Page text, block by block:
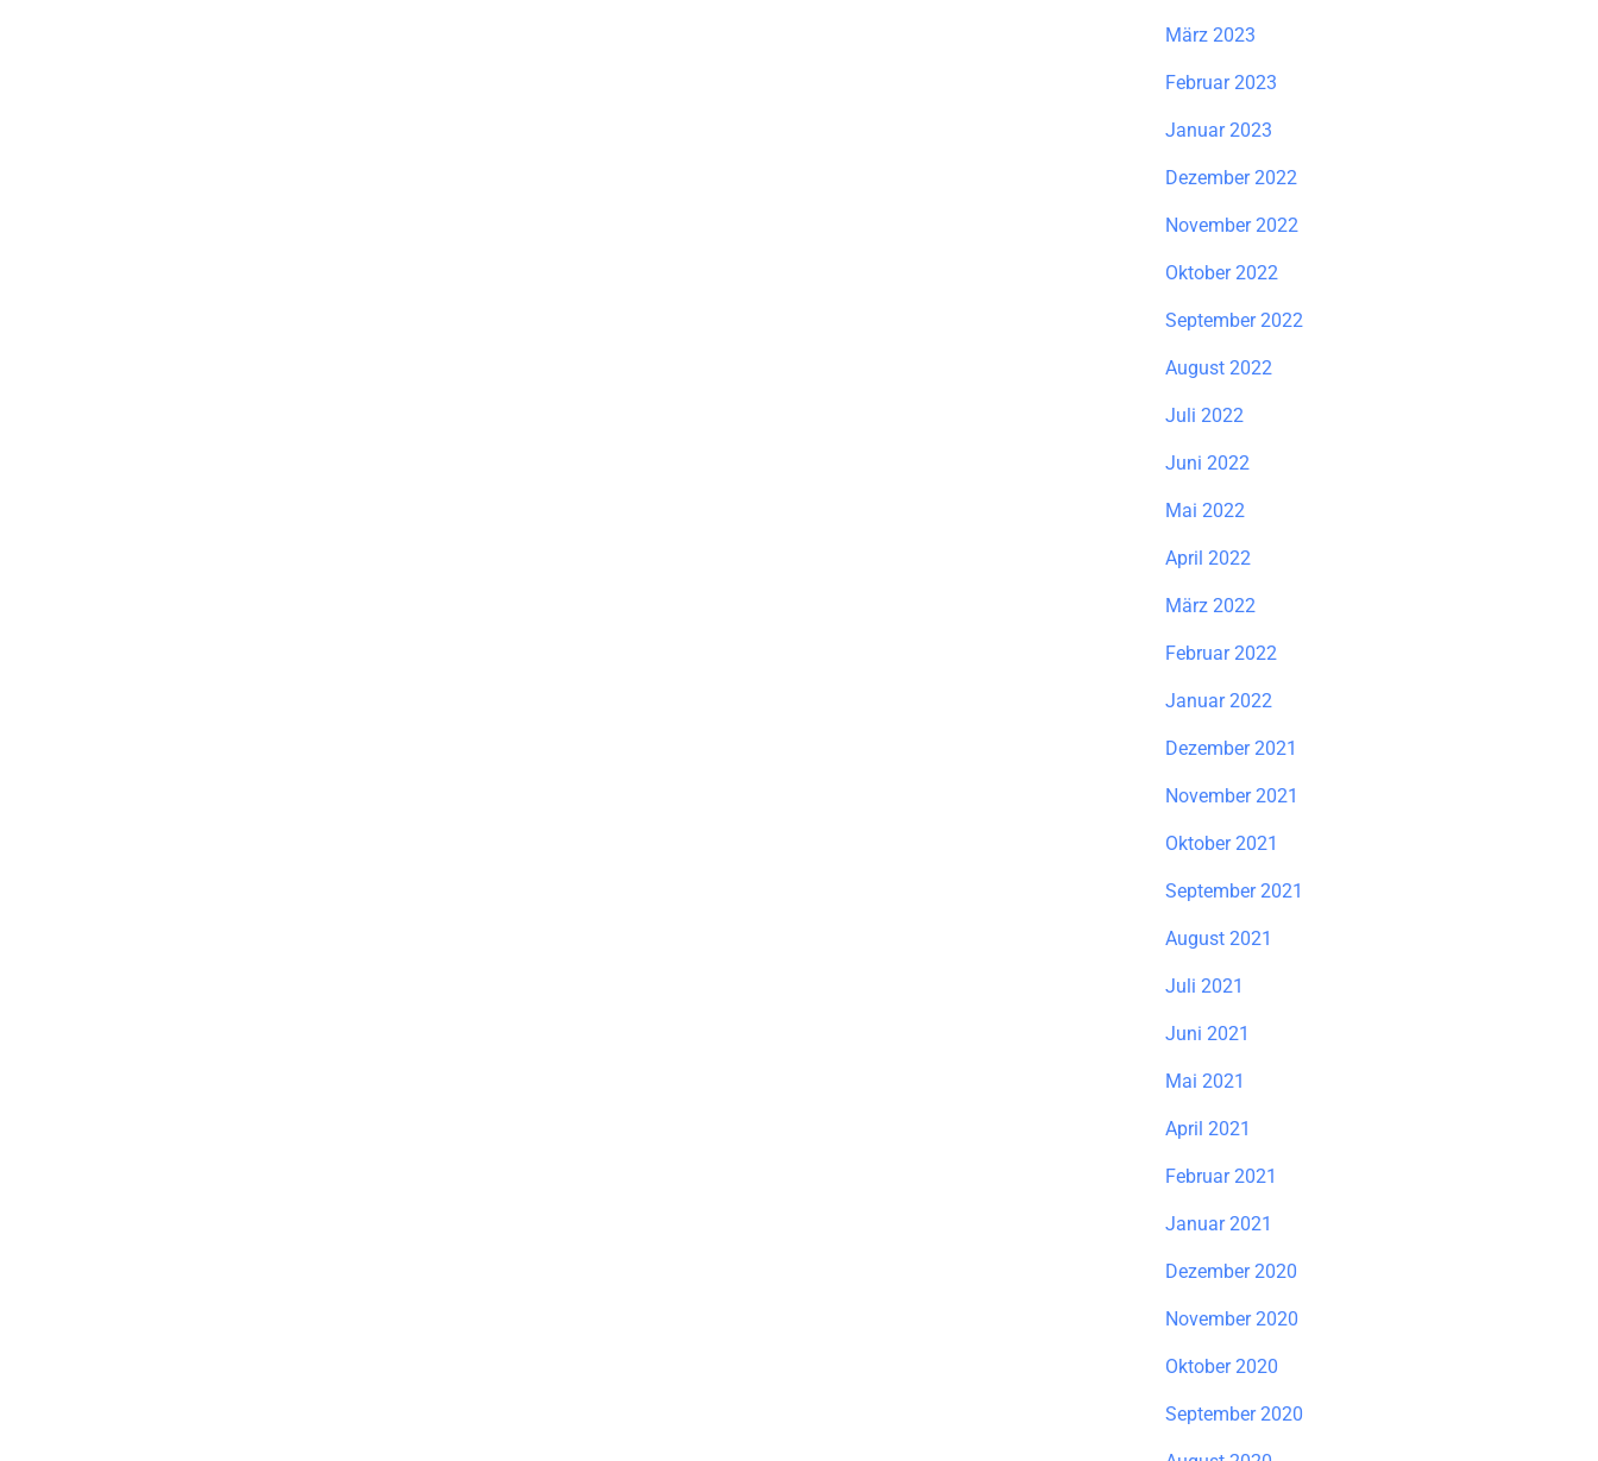
März 2023
Februar 2023
Januar 2023
Dezember 2022
November 2022
Oktober 2022
September 2022
August 2022
Juli 2022
Juni 2022
Mai 2022
April 2022
März 2022
Februar 2022
Januar 2022
Dezember 2021
November 2021
Oktober 2021
September 2021
August 2021
Juli 2021
Juni 2021
Mai 2021
April 2021
Februar 2021
Januar 2021
Dezember 2020
November 2020
Oktober 2020
September 2020